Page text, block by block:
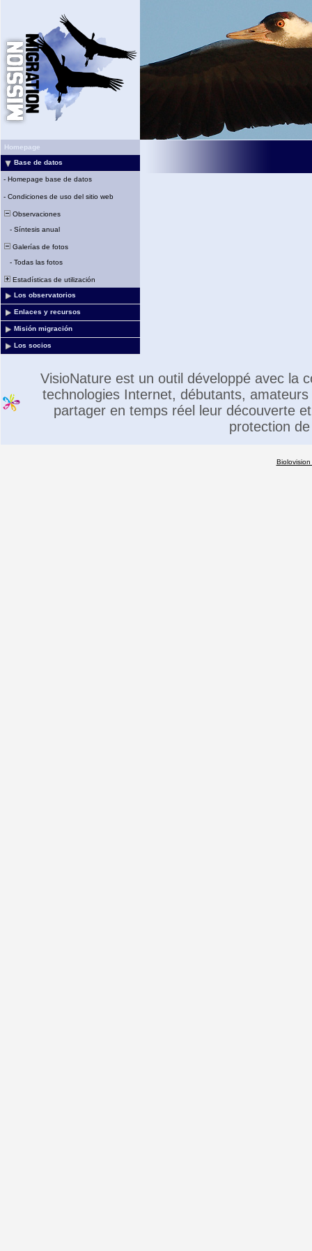
Homepage
Base de datos
- Homepage base de datos
- Condiciones de uso del sitio web
Observaciones
- Síntesis anual
Galerías de fotos
- Todas las fotos
Estadísticas de utilización
Los observatorios
Enlaces y recursos
Misión migración
Los socios
VisioNature est un outil développé avec la
technologies Internet, débutants,
partager en temps réel leur découverte
protection
Biolovision